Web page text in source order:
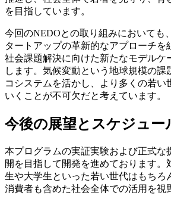
を目指しています。
今回のNEDOとの取り組みにおいても
タートアップの革新的なアプローチを
社会課題解決に向けた新たなモデルケ
します。気候変動という地球規模の課
コシステムを活かし、より多くの若い
いくことが不可欠だと考えています。
今後の展望とスケジュー
本プログラムの実証実験および正式な
開を目指して開発を進めております。
生や大学生といった若い世代はもちろ
消費者も含めた社会全体での活用を視